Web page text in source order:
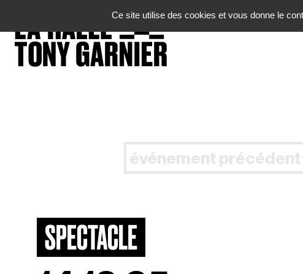
événement précédent
SPECTACLE
Panneau de gestion des cookies
Ce site utilise des cookies et vous donne le